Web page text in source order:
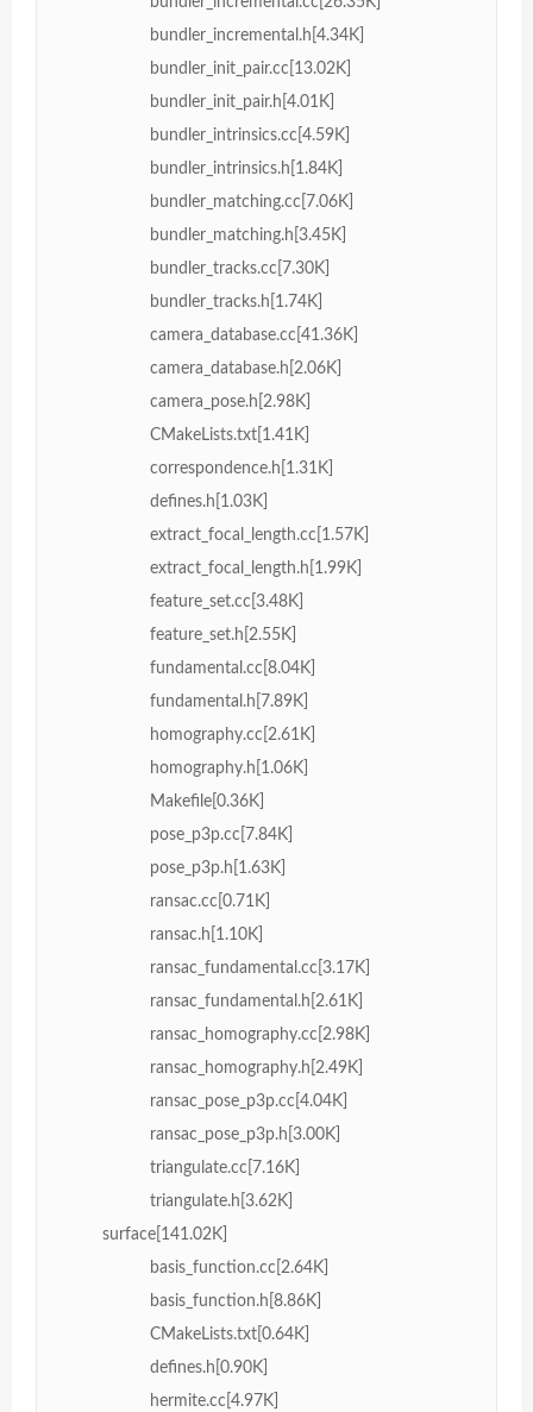
bundler_incremental.h[4.34K]
bundler_init_pair.cc[13.02K]
bundler_init_pair.h[4.01K]
bundler_intrinsics.cc[4.59K]
bundler_intrinsics.h[1.84K]
bundler_matching.cc[7.06K]
bundler_matching.h[3.45K]
bundler_tracks.cc[7.30K]
bundler_tracks.h[1.74K]
camera_database.cc[41.36K]
camera_database.h[2.06K]
camera_pose.h[2.98K]
CMakeLists.txt[1.41K]
correspondence.h[1.31K]
defines.h[1.03K]
extract_focal_length.cc[1.57K]
extract_focal_length.h[1.99K]
feature_set.cc[3.48K]
feature_set.h[2.55K]
fundamental.cc[8.04K]
fundamental.h[7.89K]
homography.cc[2.61K]
homography.h[1.06K]
Makefile[0.36K]
pose_p3p.cc[7.84K]
pose_p3p.h[1.63K]
ransac.cc[0.71K]
ransac.h[1.10K]
ransac_fundamental.cc[3.17K]
ransac_fundamental.h[2.61K]
ransac_homography.cc[2.98K]
ransac_homography.h[2.49K]
ransac_pose_p3p.cc[4.04K]
ransac_pose_p3p.h[3.00K]
triangulate.cc[7.16K]
triangulate.h[3.62K]
surface[141.02K]
basis_function.cc[2.64K]
basis_function.h[8.86K]
CMakeLists.txt[0.64K]
defines.h[0.90K]
hermite.cc[4.97K]